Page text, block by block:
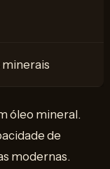
óleo mineral.
de
modernas.